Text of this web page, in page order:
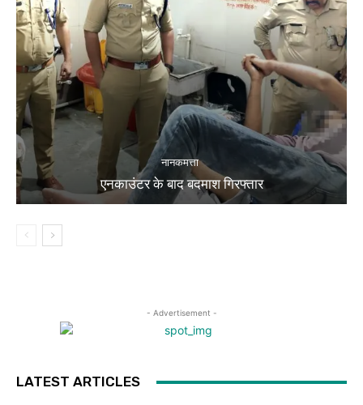
नानकमत्ता
एनकाउंटर के बाद बदमाश गिरफ्तार
- Advertisement -
LATEST ARTICLES